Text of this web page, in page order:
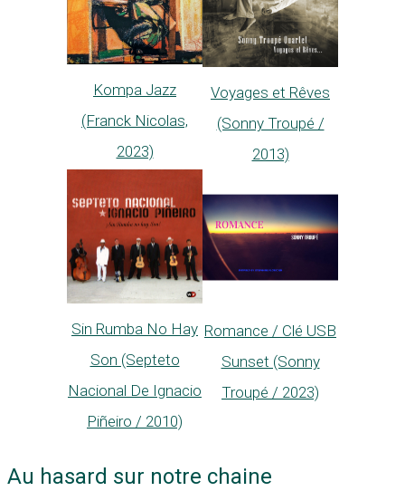
Kompa Jazz
(Franck Nicolas,
2023)
Voyages et Rêves
(Sonny Troupé /
2013)
Sin Rumba No Hay
Son (Septeto
Nacional De Ignacio
Piñeiro / 2010)
Romance / Clé USB
Sunset (Sonny
Troupé / 2023)
Au hasard sur notre chaine